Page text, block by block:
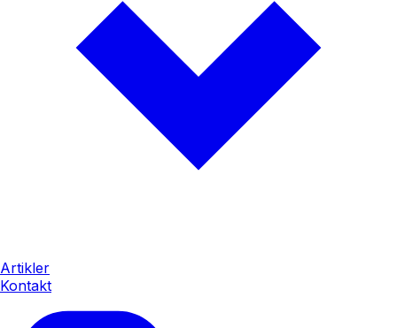
Artikler
Kontakt